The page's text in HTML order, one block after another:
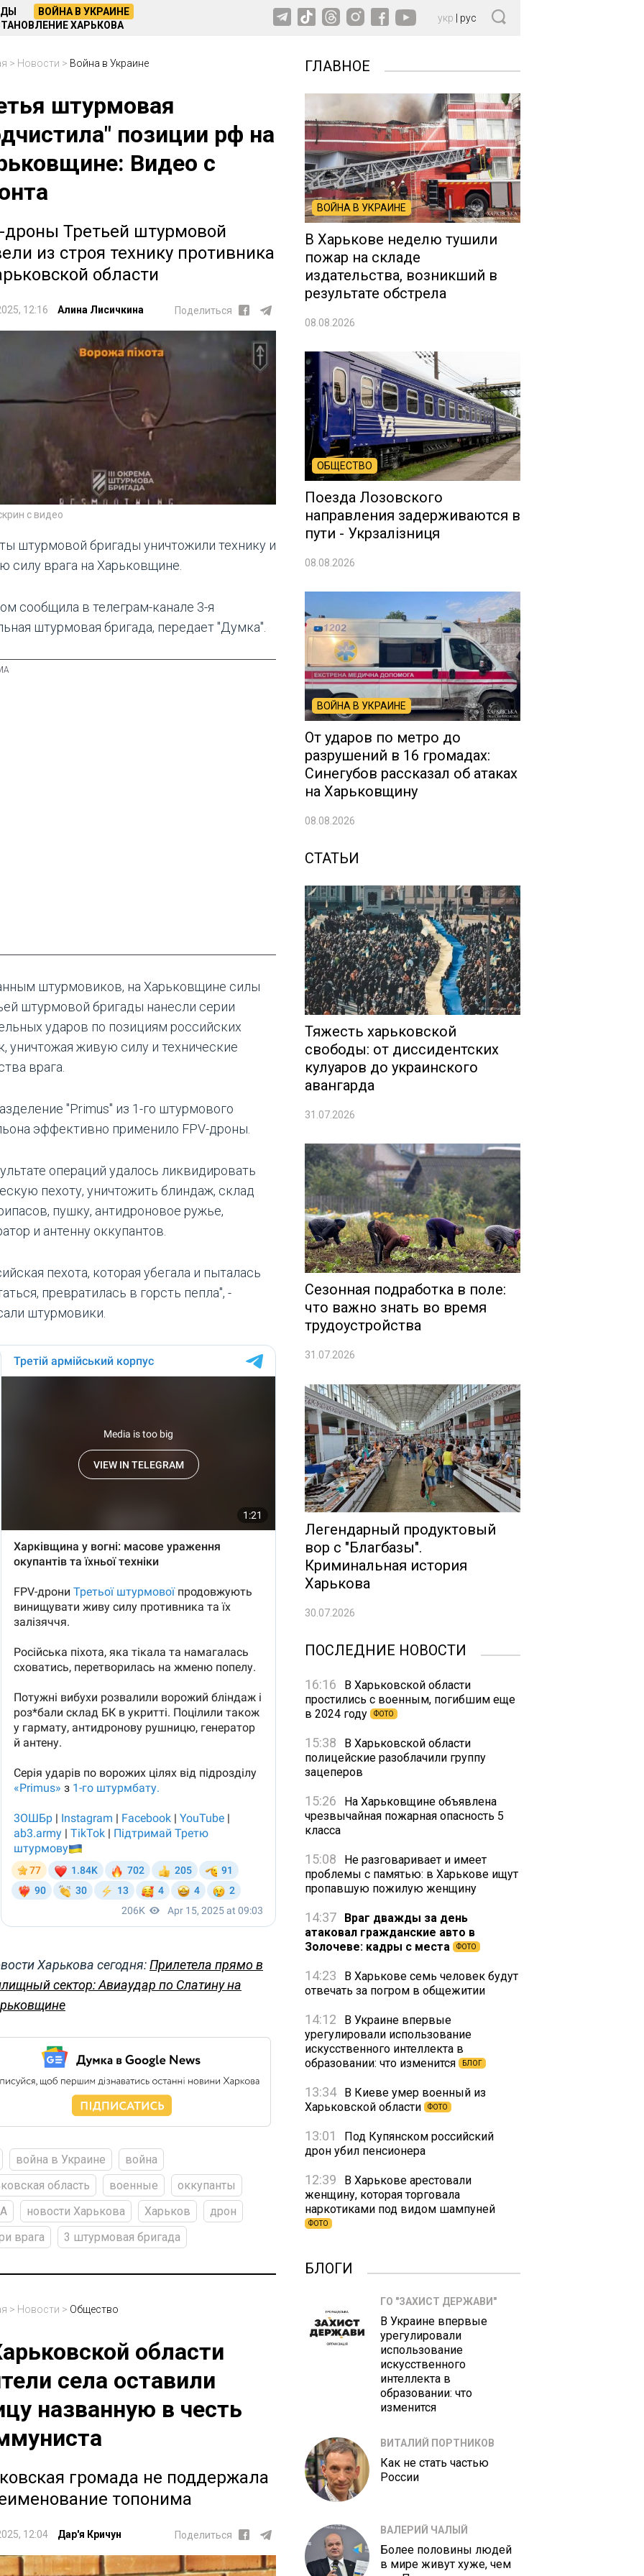
ВОЙНА В УКРАИНЕ
ХАРЬКОВА
укр рус
> Новости > Война в Украине
штурмовая
позиции рф на
Видео с
дроны Третьей штурмовой
из строя технику противника
области
12:16 Алина Лисичкина Поделиться
с видео
штурмовой бригады уничтожили технику и
силу врага на Харьковщине.
сообщила в телеграм-канале 3-я
штурмовая бригада, передает "Думка".
штурмовиков, на Харьковщине силы
штурмовой бригады нанесли серии
ударов по позициям российских
уничтожая живую силу и технические
врага.
"Primus" из 1-го штурмового
эффективно применило FPV-дроны.
операций удалось ликвидировать
пехоту, уничтожить блиндаж, склад
пушку, антидроновое ружье,
и антенну оккупантов.
пехота, которая убегала и пыталась
превратилась в горсть пепла", -
штурмовики.
Харькова сегодня:Прилетела прямо в
сектор: Авиаудар по Слатину на
война в Украине
война
область
военные
оккупанты
новости Харькова Харьков
дрон
врага
3 штурмовая бригада
> Новости > Общество
области
села оставили
названную в честь
громада не поддержала
топонима
12:04 Дар'я Кричун Поделиться
ГЛАВНОЕ
ВОЙНА В УКРАИНЕ
В Харькове неделю тушили
пожар на складе
издательства, возникший в
результате обстрела
08.08.2026
ОБЩЕСТВО
Поезда Лозовского
направления задерживаются в
пути - Укрзалізниця
08.08.2026
ВОЙНА В УКРАИНЕ
От ударов по метро до
разрушений в 16 громадах:
Синегубов рассказал об атаках
на Харьковщину
08.08.2026
СТАТЬИ
Тяжесть харьковской
свободы: от диссидентских
кулуаров до украинского
авангарда
31.07.2026
Сезонная подработка в поле:
что важно знать во время
трудоустройства
31.07.2026
Легендарный продуктовый
вор с "Благбазы".
Криминальная история
Харькова
30.07.2026
ПОСЛЕДНИЕ НОВОСТИ
16:16
В Харьковской области
простились с военным, погибшим еще
в 2024 году
ФОТО
15:38
В Харьковской области
полицейские разоблачили группу
зацеперов
15:26
На Харьковщине объявлена
чрезвычайная пожарная опасность 5
класса
15:08
Не разговаривает и имеет
проблемы с памятью: в Харькове ищут
пропавшую пожилую женщину
14:37
Враг дважды за день
атаковал гражданские авто в
Золочеве: кадры с места
ФОТО
14:23
В Харькове семь человек будут
отвечать за погром в общежитии
14:12
В Украине впервые
урегулировали использование
искусственного интеллекта в
образовании: что изменится
БЛОГ
13:34
В Киеве умер военный из
Харьковской области
ФОТО
13:01
Под Купянском российский
дрон убил пенсионера
12:39
В Харькове арестовали
женщину, которая торговала
наркотиками под видом шампуней
ФОТО
БЛОГИ
ГО "ЗАХИСТ ДЕРЖАВИ"
В Украине впервые
урегулировали
использование
искусственного
интеллекта в
образовании: что
изменится
ВИТАЛИЙ ПОРТНИКОВ
Как не стать частью
России
ВАЛЕРИЙ ЧАЛЫЙ
Более половины людей
в мире живут хуже, чем